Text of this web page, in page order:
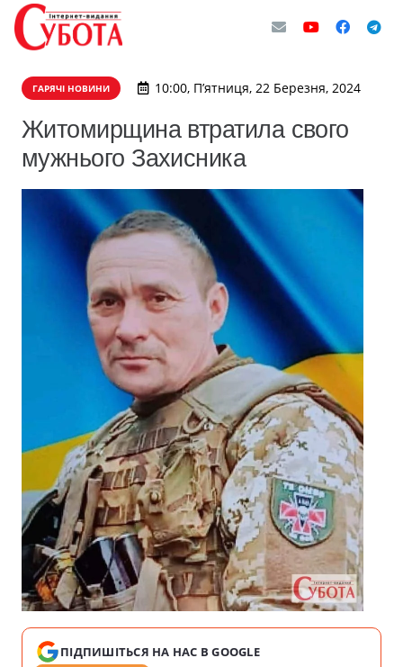
ГАРЯЧІ НОВИНИ 10:00, П’ятниця, 22 Березня, 2024
Житомирщина втратила свого
мужнього Захисника
ПІДПИШІТЬСЯ НА НАС В GOOGLE